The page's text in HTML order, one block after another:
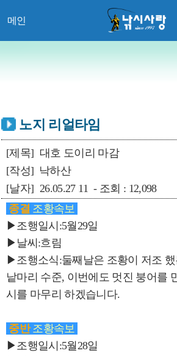
메인
노지 리얼타임
[제목] 대호 도이리 마감
[작성] 낙하산
[날자] 26.05.27 11 - 조회 : 12,098
종결 조황속보
▶조행일시:5월29일
▶날씨:흐림
▶조행소식:둘째날은 조황이 저조
낱마리 수준, 이번에도 멋진 붕어를
시를 마무리 하겠습니다.
중반 조황속보
▶조행일시:5월28일